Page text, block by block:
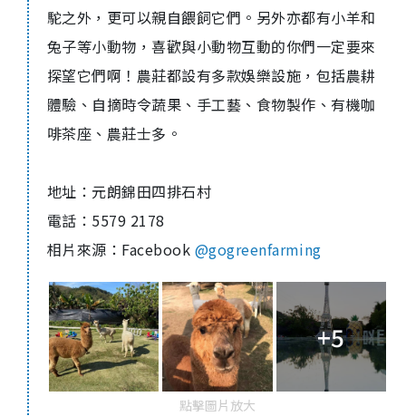
駝之外，更可以親自餵飼它們。另外亦都有小羊和
兔子等小動物，喜歡與小動物互動的你們一定要來
探望它們啊！農莊都設有多款娛樂設施，包括農耕
體驗、自摘時令蔬果、手工藝、食物製作、有機咖
啡茶座、農莊士多。
地址：元朗錦田四排石村
電話： 5579 2178
相片來源： Facebook @gogreenfarming
+5
點擊圖片放大